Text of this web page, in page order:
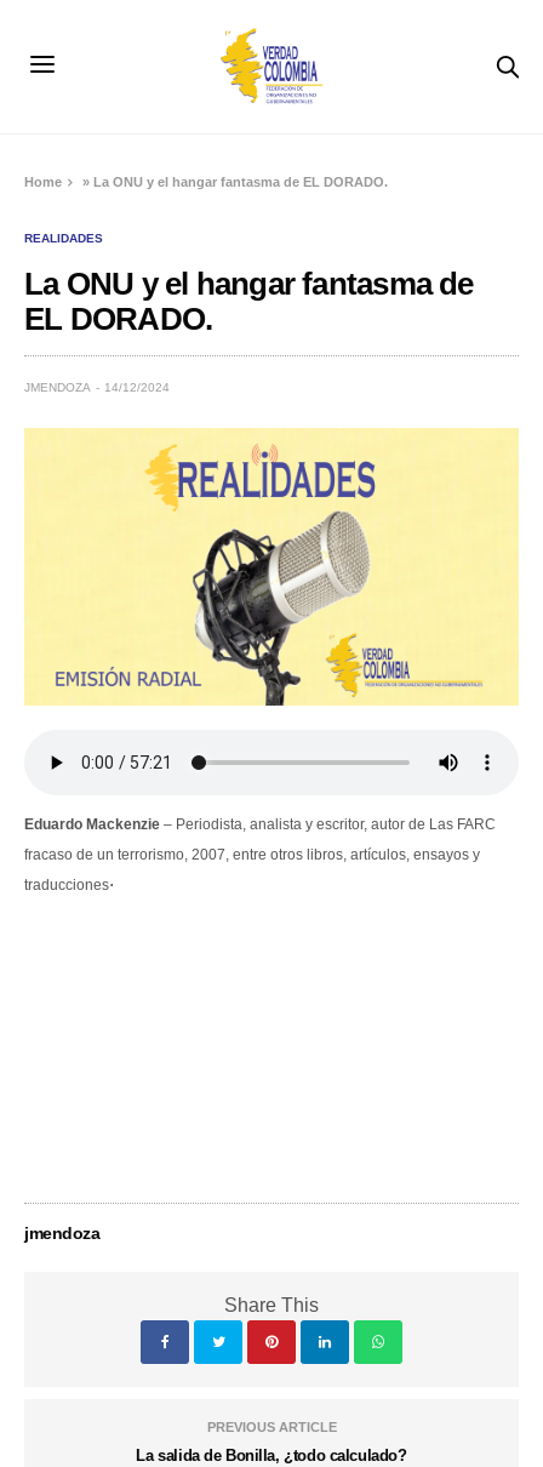
Home »La ONU y el hangar fantasma de EL DORADO.
REALIDADES
La ONU y el hangar fantasma de
EL DORADO.
JMENDOZA 14/12/2024
Eduardo Mackenzie – Periodista, analista y escritor, autor de Las FARC
fracaso de un terrorismo, 2007, entre otros libros, artículos, ensayos y
traducciones.
jmendoza
Share This
PREVIOUS ARTICLE
La salida de Bonilla, ¿todo calculado?